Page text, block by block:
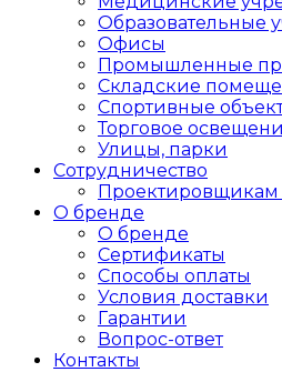
Образовательные
Офисы
Промышленные
Складские
Спортивные
Торговое
Улицы, парки
Сотрудничество
О бренде
О бренде
Сертификаты
Способы оплаты
Условия доставки
Гарантии
Вопрос-ответ
Контакты